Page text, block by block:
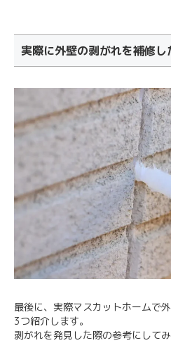
実際に外壁の剥がれを補修し
最後に、実際マスカットホームで
3つ紹介します。
剥がれを発見した際の参考にしてみ